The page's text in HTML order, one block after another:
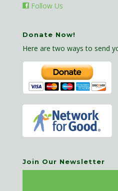
Follow Us
Donate Now!
Here are two ways to send
Join Our Newsletter